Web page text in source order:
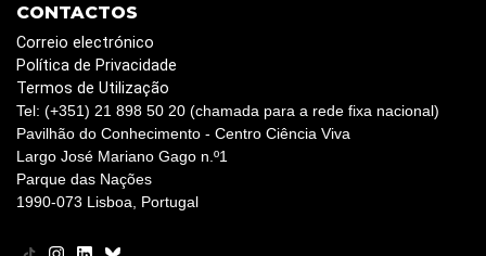
CONTACTOS
Correio electrónico
Política de Privacidade
Termos de Utilização
Tel: (+351) 21 898 50 20 (chamada para a rede fixa nacional)
Pavilhão do Conhecimento - Centro Ciência Viva
Largo José Mariano Gago n.º1
Parque das Nações
1990-073 Lisboa, Portugal